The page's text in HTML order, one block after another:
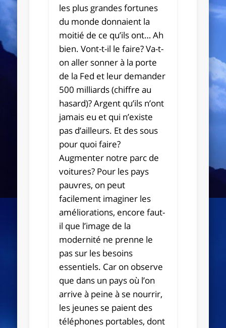
les plus grandes fortunes
du monde donnaient la
moitié de ce qu’ils ont… Ah
bien. Vont-t-il le faire? Va-t-
on aller sonner à la porte
de la Fed et leur demander
500 milliards (chiffre au
hasard)? Argent qu’ils n’ont
jamais eu et qui n’existe
pas d’ailleurs. Et des sous
pour quoi faire?
Augmenter notre parc de
voitures? Pour les pays
pauvres, on peut
facilement imaginer les
améliorations, encore faut-
il que l’image de la
modernité ne prenne le
pas sur les besoins
essentiels. Car on observe
que dans un pays où l’on
arrive à peine à se nourrir,
les jeunes se paient des
téléphones portables, dont